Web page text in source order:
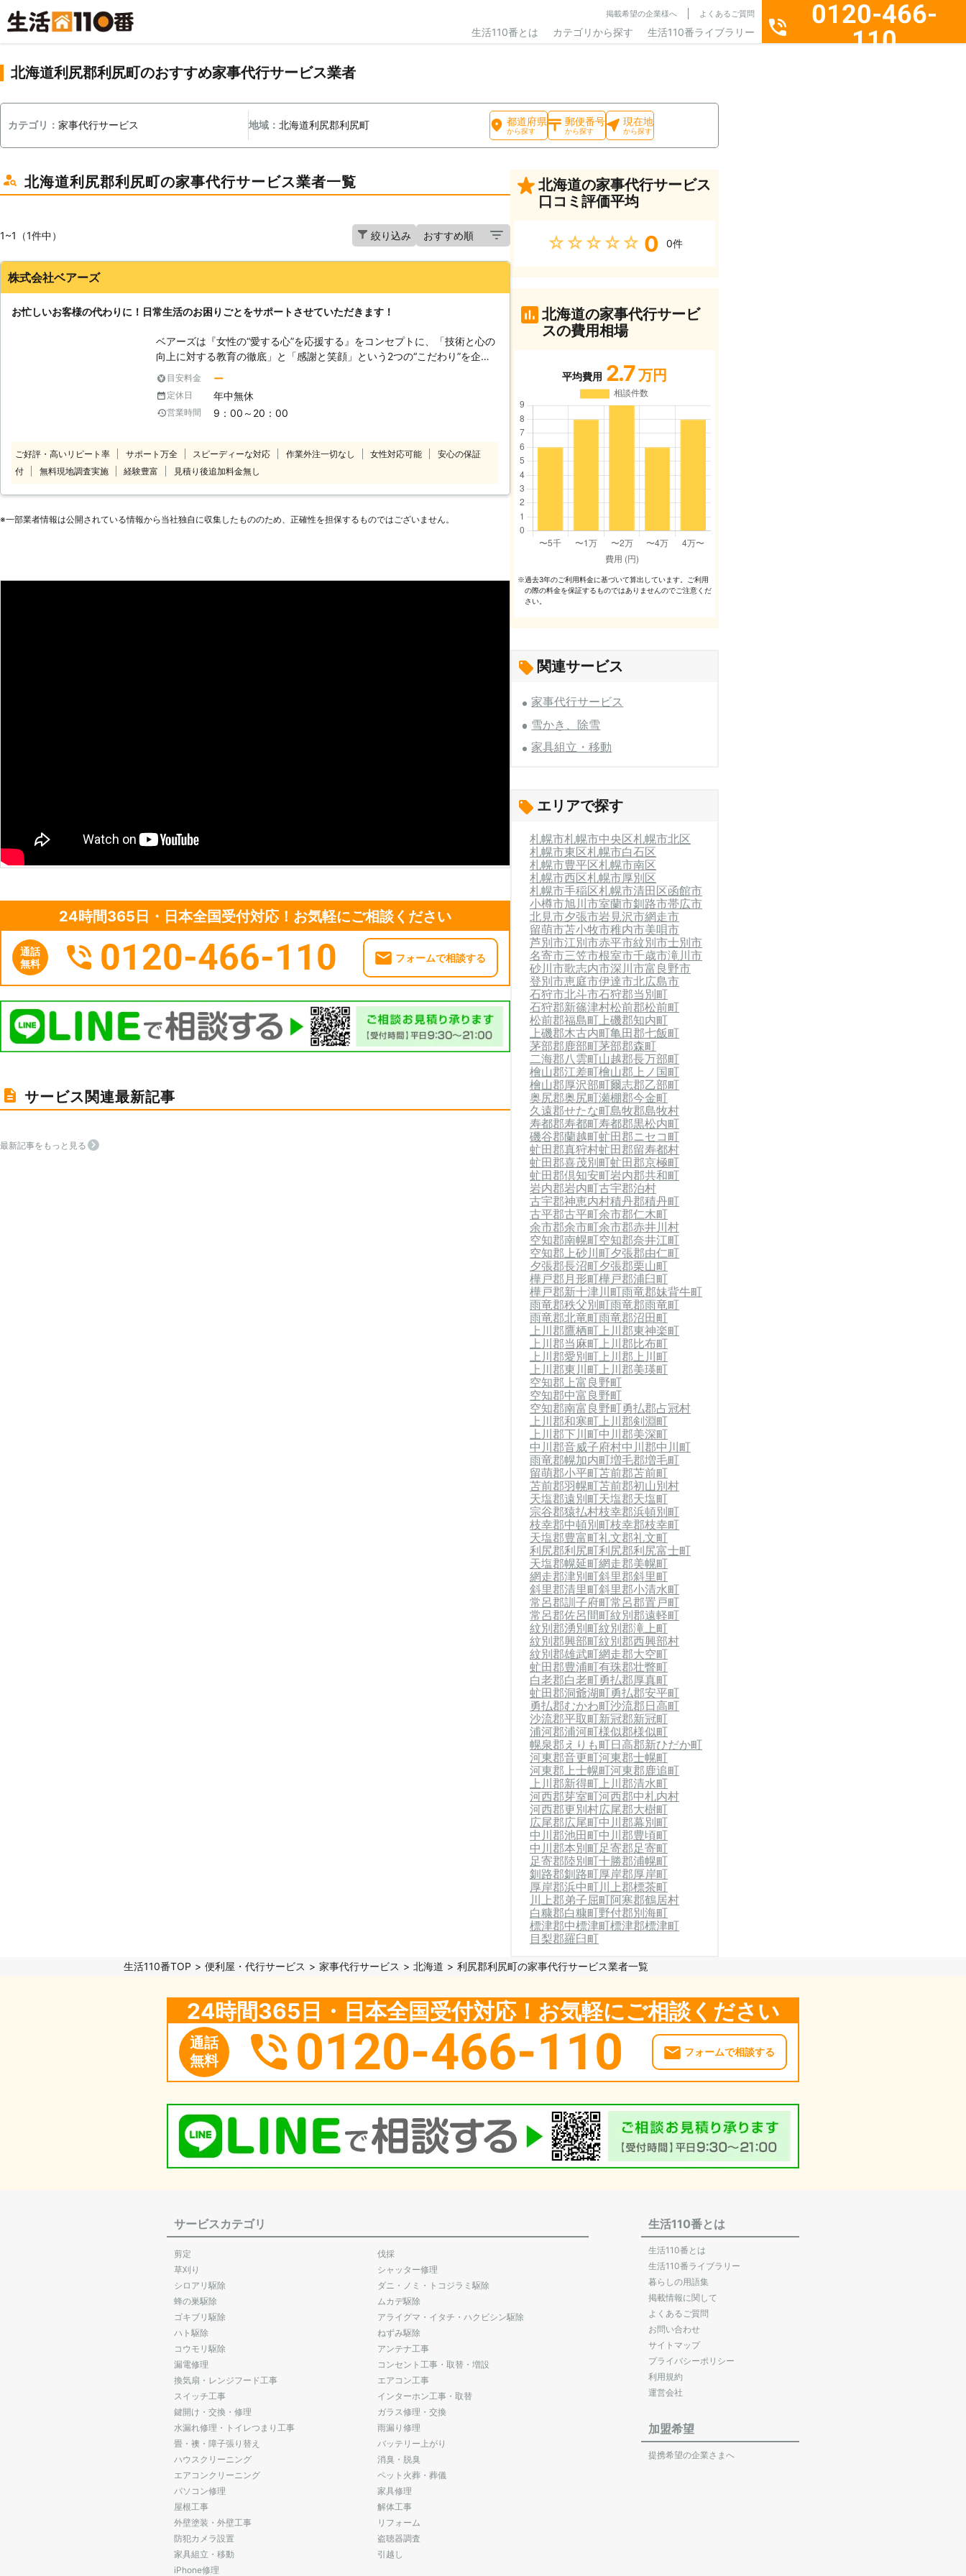
掲載希望の企業様へ よくあるご質問
生活110番とは カテゴリから探す 生活110番ライブラリー
0120-466-
110
北海道利尻郡利尻町のおすすめ家事代行サービス業者
カテゴリ： 家事代行サービス 地域：北海道利尻郡利尻町 都道府県
から探す
郵便番号
から探す
現在地
から探す
北海道利尻郡利尻町の家事代行サービス業者一覧
1~1（1件中） 絞り込み
株式会社ベアーズ
お忙しいお客様の代わりに！日常生活のお困りごとをサポートさせていただきます！
ベアーズは『女性の“愛する心”を応援する』をコンセプトに、「技術と心の
向上に対する教育の徹底」と「感謝と笑顔」という2つの“こだわり”を企業
理念に掲げ、常に“お客様感動度120%”を目指しております。 家事代行サー
ビス業界のリーディングカンパニーとして、以下をお約束いたします。
【安全】～登録スタッフ5200人～ ベアーズレディは全員直接雇用。 業界
トップクラスのスタッフ体制でお待たせすることなく細やかで真心を込めた
しなみ・笑顔といったマナー・マインドから実技に至るまで、7つのオリジ
ナルプログラム・実践研修を実施しています。高いホスピタリティマインド
をもった、元気で明るい女性スタッフ＝ベアーズレディがお伺いいたしま
す。 【感動】～お客様感動度120%の追及～ 「家事」ではなく「心のゆと
り組みます。
目安料金 ー
定休日 年中無休
営業時間 9：00～20：00
ご好評・高いリピート率 サポート万全 スピーディーな対応 作業外注一切なし 女性対応可能
安心の保証
付
無料現地調査実施 経験豊富 見積り後追加料金無し
※⼀部業者情報は公開されている情報から当社独⾃に収集したもののため、正確性を担保するものではございません。
24時間365日・日本全国受付対応！お気軽にご相談ください
通話
無料
0120-466-110 フォームで相談する
サービス関連最新記事
最新記事をもっと見る
北海道の家事代行サービス
口コミ評価平均
★★★★★ 0 0件
北海道の家事代行サービ
スの費用相場
平均費用 2.7 万円
※過去3年のご利⽤料⾦に基づいて算出しています。ご利⽤
の際の料⾦を保証するものではありませんのでご注意くだ
さい。
関連サービス
家事代行サービス
雪かき、除雪
家具組立・移動
エリアで探す
札幌市札幌市中央区札幌市北区
札幌市東区札幌市白石区
札幌市豊平区札幌市南区
札幌市西区札幌市厚別区
札幌市手稲区札幌市清田区函館市
小樽市旭川市室蘭市釧路市帯広市
北見市夕張市岩見沢市網走市
留萌市苫小牧市稚内市美唄市
芦別市江別市赤平市紋別市士別市
名寄市三笠市根室市千歳市滝川市
砂川市歌志内市深川市富良野市
登別市恵庭市伊達市北広島市
石狩市北斗市石狩郡当別町
石狩郡新篠津村松前郡松前町
松前郡福島町上磯郡知内町
上磯郡木古内町亀田郡七飯町
茅部郡鹿部町茅部郡森町
二海郡八雲町山越郡長万部町
檜山郡江差町檜山郡上ノ国町
檜山郡厚沢部町爾志郡乙部町
奥尻郡奥尻町瀬棚郡今金町
久遠郡せたな町島牧郡島牧村
寿都郡寿都町寿都郡黒松内町
磯谷郡蘭越町虻田郡ニセコ町
虻田郡真狩村虻田郡留寿都村
虻田郡喜茂別町虻田郡京極町
虻田郡倶知安町岩内郡共和町
岩内郡岩内町古宇郡泊村
古宇郡神恵内村積丹郡積丹町
古平郡古平町余市郡仁木町
余市郡余市町余市郡赤井川村
空知郡南幌町空知郡奈井江町
空知郡上砂川町夕張郡由仁町
夕張郡長沼町夕張郡栗山町
樺戸郡月形町樺戸郡浦臼町
樺戸郡新十津川町雨竜郡妹背牛町
雨竜郡秩父別町雨竜郡雨竜町
雨竜郡北竜町雨竜郡沼田町
上川郡鷹栖町上川郡東神楽町
上川郡当麻町上川郡比布町
上川郡愛別町上川郡上川町
上川郡東川町上川郡美瑛町
空知郡上富良野町
空知郡中富良野町
空知郡南富良野町勇払郡占冠村
上川郡和寒町上川郡剣淵町
上川郡下川町中川郡美深町
中川郡音威子府村中川郡中川町
雨竜郡幌加内町増毛郡増毛町
留萌郡小平町苫前郡苫前町
苫前郡羽幌町苫前郡初山別村
天塩郡遠別町天塩郡天塩町
宗谷郡猿払村枝幸郡浜頓別町
枝幸郡中頓別町枝幸郡枝幸町
天塩郡豊富町礼文郡礼文町
利尻郡利尻町利尻郡利尻富士町
天塩郡幌延町網走郡美幌町
網走郡津別町斜里郡斜里町
斜里郡清里町斜里郡小清水町
常呂郡訓子府町常呂郡置戸町
常呂郡佐呂間町紋別郡遠軽町
紋別郡湧別町紋別郡滝上町
紋別郡興部町紋別郡西興部村
紋別郡雄武町網走郡大空町
虻田郡豊浦町有珠郡壮瞥町
白老郡白老町勇払郡厚真町
虻田郡洞爺湖町勇払郡安平町
勇払郡むかわ町沙流郡日高町
沙流郡平取町新冠郡新冠町
浦河郡浦河町様似郡様似町
幌泉郡えりも町日高郡新ひだか町
河東郡音更町河東郡士幌町
河東郡上士幌町河東郡鹿追町
上川郡新得町上川郡清水町
河西郡芽室町河西郡中札内村
河西郡更別村広尾郡大樹町
広尾郡広尾町中川郡幕別町
中川郡池田町中川郡豊頃町
中川郡本別町足寄郡足寄町
足寄郡陸別町十勝郡浦幌町
釧路郡釧路町厚岸郡厚岸町
厚岸郡浜中町川上郡標茶町
川上郡弟子屈町阿寒郡鶴居村
白糠郡白糠町野付郡別海町
標津郡中標津町標津郡標津町
目梨郡羅臼町
生活110番TOP 便利屋・代行サービス 家事代行サービス 北海道 利尻郡利尻町の家事代行サービス業者一覧
24時間365日・日本全国受付対応！お気軽にご相談ください
通話
無料
0120-466-110 フォームで相談する
サービスカテゴリ
剪定
伐採
草刈り
シャッター修理
シロアリ駆除
ダニ・ノミ・トコジラミ駆除
蜂の巣駆除
ムカデ駆除
ゴキブリ駆除
アライグマ・イタチ・ハクビシン駆除
ハト駆除
ねずみ駆除
コウモリ駆除
アンテナ工事
漏電修理
コンセント工事・取替・増設
換気扇・レンジフード工事
エアコン工事
スイッチ工事
インターホン工事・取替
鍵開け・交換・修理
ガラス修理・交換
水漏れ修理・トイレつまり工事
雨漏り修理
畳・襖・障子張り替え
バッテリー上がり
ハウスクリーニング
消臭・脱臭
エアコンクリーニング
ペット火葬・葬儀
パソコン修理
家具修理
屋根工事
解体工事
外壁塗装・外壁工事
リフォーム
防犯カメラ設置
盗聴器調査
家具組立・移動
引越し
iPhone修理
生活110番とは
生活110番とは
生活110番ライブラリー
暮らしの用語集
掲載情報に関して
よくあるご質問
お問い合わせ
サイトマップ
プライバシーポリシー
利用規約
運営会社
加盟希望
提携希望の企業さまへ